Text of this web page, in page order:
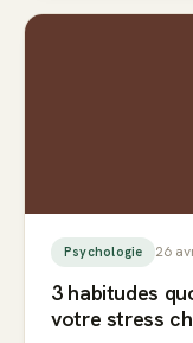
Psychologie 26
3 habitudes
votre stress